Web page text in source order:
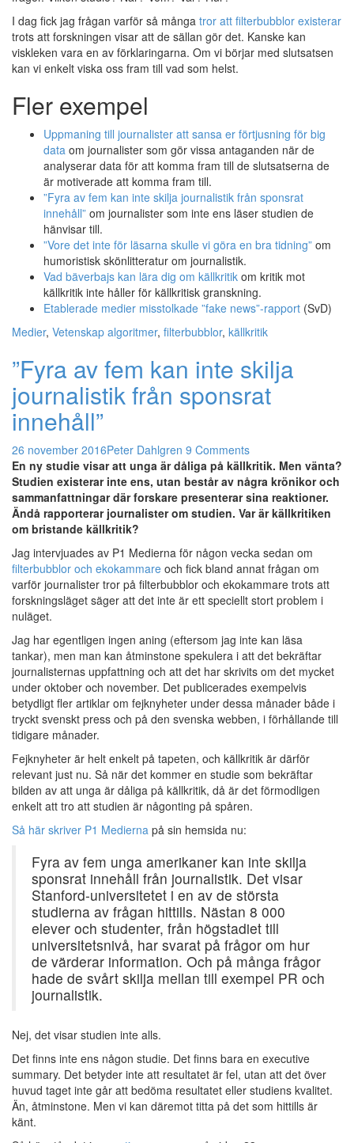
I dag fick jag frågan varför så många tror att filterbubblor existerar
trots att forskningen visar att de sällan gör det. Kanske kan
viskleken vara en av förklaringarna. Om vi börjar med slutsatsen
kan vi enkelt viska oss fram till vad som helst.
Fler exempel
Uppmaning till journalister att sansa er förtjusning för big
data om journalister som gör vissa antaganden när de
analyserar data för att komma fram till de slutsatserna de
är motiverade att komma fram till.
”Fyra av fem kan inte skilja journalistik från sponsrat
innehåll” om journalister som inte ens läser studien de
hänvisar till.
”Vore det inte för läsarna skulle vi göra en bra tidning” om
humoristisk skönlitteratur om journalistik.
Vad bäverbajs kan lära dig om källkritik om kritik mot
källkritik inte håller för källkritisk granskning.
Etablerade medier misstolkade ”fake news”-rapport (SvD)
Medier, Vetenskap algoritmer, filterbubblor, källkritik
”Fyra av fem kan inte skilja
journalistik från sponsrat
innehåll”
26 november 2016Peter Dahlgren 9 Comments
En ny studie visar att unga är dåliga på källkritik. Men vänta?
Studien existerar inte ens, utan består av några krönikor och
sammanfattningar där forskare presenterar sina reaktioner.
Ändå rapporterar journalister om studien. Var är källkritiken
om bristande källkritik?
Jag intervjuades av P1 Medierna för någon vecka sedan om
filterbubblor och ekokammare och fick bland annat frågan om
varför journalister tror på filterbubblor och ekokammare trots att
forskningsläget säger att det inte är ett speciellt stort problem i
nuläget.
Jag har egentligen ingen aning (eftersom jag inte kan läsa
tankar), men man kan åtminstone spekulera i att det bekräftar
journalisternas uppfattning och att det har skrivits om det mycket
under oktober och november. Det publicerades exempelvis
betydligt fler artiklar om fejknyheter under dessa månader både i
tryckt svenskt press och på den svenska webben, i förhållande till
tidigare månader.
Fejknyheter är helt enkelt på tapeten, och källkritik är därför
relevant just nu. Så när det kommer en studie som bekräftar
bilden av att unga är dåliga på källkritik, då är det förmodligen
enkelt att tro att studien är någonting på spåren.
Så här skriver P1 Medierna på sin hemsida nu:
Fyra av fem unga amerikaner kan inte skilja
sponsrat innehåll från journalistik. Det visar
Stanford-universitetet i en av de största
studierna av frågan hittills. Nästan 8 000
elever och studenter, från högstadiet till
universitetsnivå, har svarat på frågor om hur
de värderar information. Och på många frågor
hade de svårt skilja mellan till exempel PR och
journalistik.
Nej, det visar studien inte alls.
Det finns inte ens någon studie. Det finns bara en executive
summary. Det betyder inte att resultatet är fel, utan att det över
huvud taget inte går att bedöma resultatet eller studiens kvalitet.
Än, åtminstone. Men vi kan däremot titta på det som hittills är
känt.